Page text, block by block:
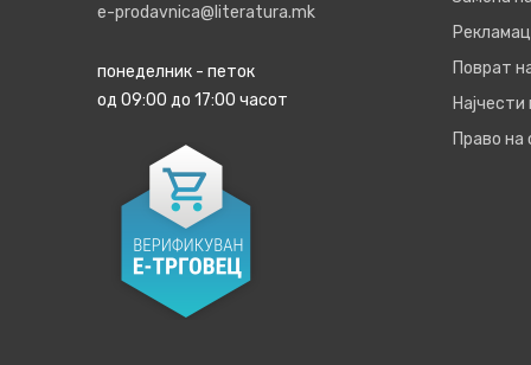
e-prodavnica@literatura.mk
понеделник - петок
од 09:00 до 17:00 часот
Поврат
Право